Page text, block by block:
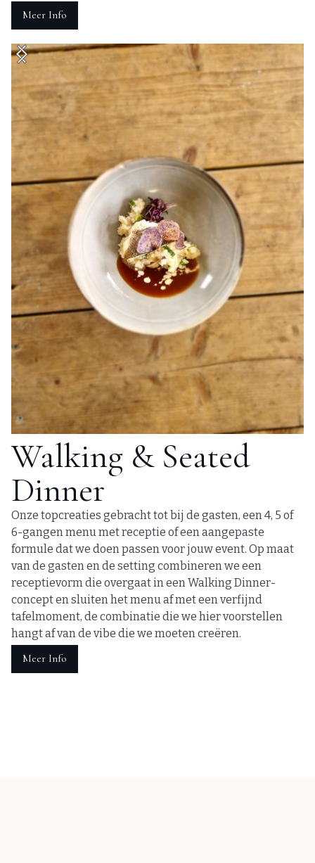
Meer Info
Walking & Seated
Dinner
Onze topcreaties gebracht tot bij de gasten, een 4, 5 of
6-gangen menu met receptie of een aangepaste
formule dat we doen passen voor jouw event. Op maat
van de gasten en de setting combineren we een
receptievorm die overgaat in een Walking Dinner-
concept en sluiten het menu af met een verfijnd
tafelmoment, de combinatie die we hier voorstellen
hangt af van de vibe die we moeten creëren.
Meer Info